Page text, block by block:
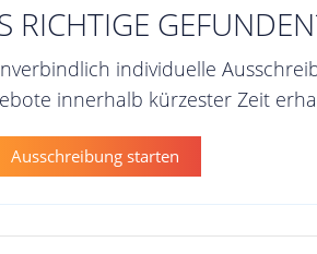
RICHTIGE
individuelle
innerhalb kürzester Zeit
Ausschreibung starten